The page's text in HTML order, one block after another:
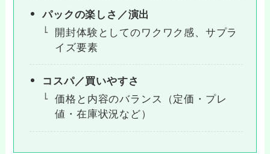
パックの楽しさ／演出
開封体験としてのワクワク感、サプラ
イズ要素
コスパ／買いやすさ
価格と内容のバランス（定価・プレ
値・在庫状況など）